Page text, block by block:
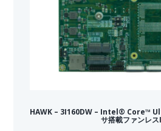
HAWK – 3I160DW – Intel® Core™
サ搭載ファンレス